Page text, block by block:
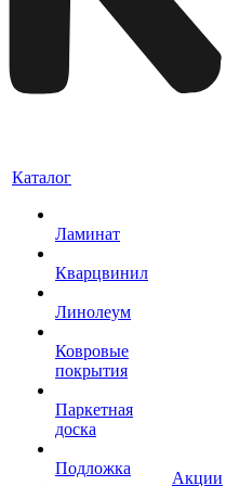
Каталог
Ламинат
Кварцвинил
Линолеум
Ковровые
покрытия
Паркетная
доска
Подложка
Акции